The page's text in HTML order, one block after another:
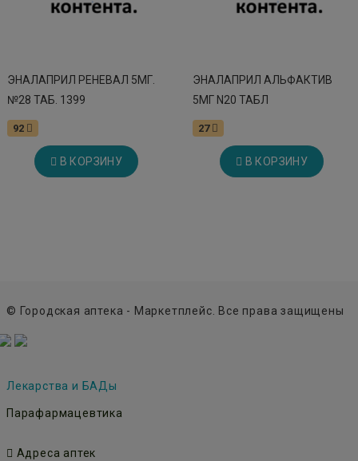
ЭНАЛАПРИЛ РЕНЕВАЛ 5МГ.
№28 ТАБ. 1399
92
В КОРЗИНУ
ЭНАЛАПРИЛ АЛЬФАКТИВ
5МГ N20 ТАБЛ
27
В КОРЗИНУ
© Городская аптека - Маркетплейс. Все права защищены
Лекарства и БАДы
Парафармацевтика
Адреса аптек